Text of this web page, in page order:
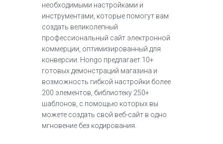
необходимыми настройками и
инструментами, которые помогут вам
создать великолепный
профессиональный сайт электронной
коммерции, оптимизированный для
конверсии. Hongo предлагает 10+
готовых демонстраций магазина и
возможность гибкой настройки более
200 элементов, библиотеку 250+
шаблонов, с помощью которых вы
можете создать свой веб-сайт в одно
мгновение без кодирования.